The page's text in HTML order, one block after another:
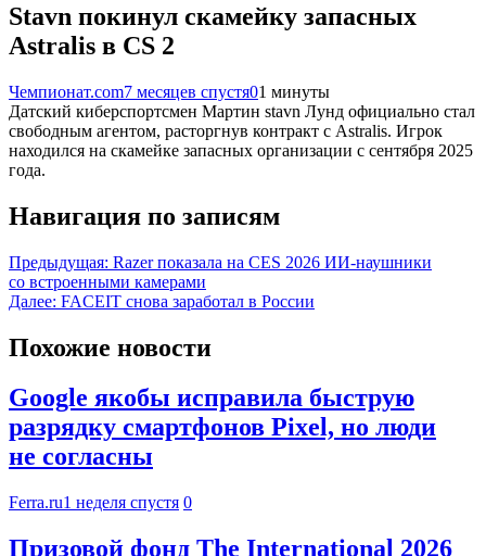
Stavn покинул скамейку запасных
Astralis в CS 2
Чемпионат.com7 месяцев спустя01 минуты
Датский киберспортсмен Мартин stavn Лунд официально стал
свободным агентом, расторгнув контракт с Astralis. Игрок
находился на скамейке запасных организации с сентября 2025
года.
Навигация по записям
Предыдущая: Razer показала на CES 2026 ИИ-наушники
со встроенными камерами
Далее: FACEIT снова заработал в России
Похожие новости
Google якобы исправила быструю
разрядку смартфонов Pixel, но люди
не согласны
Ferra.ru1 неделя спустя 0
Призовой фонд The International 2026